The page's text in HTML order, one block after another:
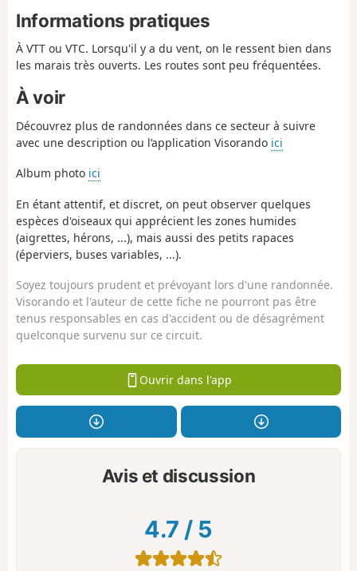
Informations pratiques
À VTT ou VTC. Lorsqu'il y a du vent, on le ressent bien dans
les marais très ouverts. Les routes sont peu fréquentées.
À voir
Découvrez plus de randonnées dans ce secteur à suivre
avec une description ou l’application Visorando ici
Album photo ici
En étant attentif, et discret, on peut observer quelques
espèces d'oiseaux qui apprécient les zones humides
(aigrettes, hérons, ...), mais aussi des petits rapaces
(éperviers, buses variables, ...).
Soyez toujours prudent et prévoyant lors d'une randonnée.
Visorando et l'auteur de cette fiche ne pourront pas être
tenus responsables en cas d'accident ou de désagrément
quelconque survenu sur ce circuit.
Ouvrir dans l'app
Avis et discussion
4.7 / 5